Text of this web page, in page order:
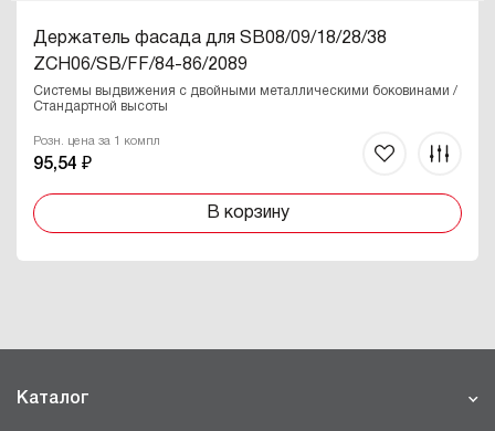
Держатель фасада для SB08/09/18/28/38
ZCH06/SB/FF/84-86/2089
Системы выдвижения с двойными металлическими боковинами /
Стандартной высоты
Розн. цена за 1 компл
95,54 ₽
В корзину
Каталог